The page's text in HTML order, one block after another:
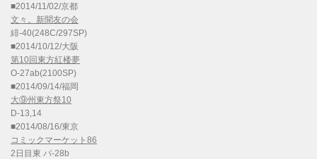
■2014/11/02/京都
文々。新聞友の会
緋-40(248C/297SP)
■2014/10/12/大阪
第10回東方紅楼夢
O-27ab(2100SP)
■2014/09/14/福岡
大⑨州東方祭10
D-13,14
■2014/08/16/東京
コミックマーケット86
2日目東 パ-28b